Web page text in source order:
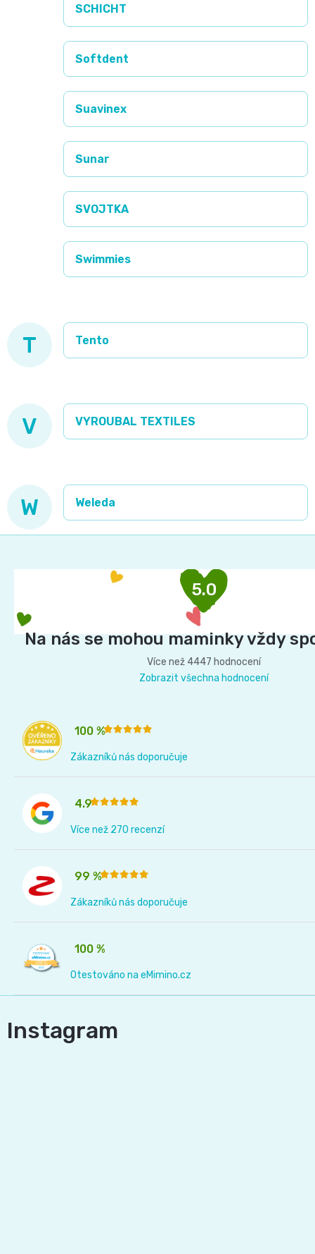
SCHICHT
Softdent
Suavinex
Sunar
SVOJTKA
Swimmies
T Tento
V VYROUBAL TEXTILES
W Weleda
5.0
Na nás se mohou maminky vždy
Více než 4447 hodnocení
Zobrazit všechna hodnocení
100 %
Zákazníků nás doporučuje
4.9
Více než 270 recenzí
99 %
Zákazníků nás doporučuje
100 %
Otestováno na eMimino.cz
Instagram